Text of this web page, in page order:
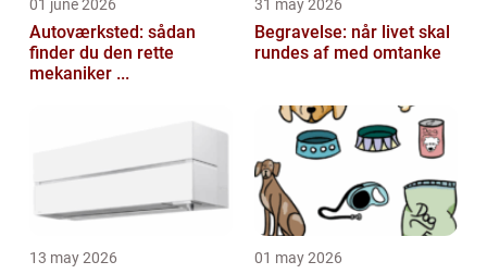
01 june 2026
Autoværksted: sådan
finder du den rette
mekaniker ...
31 may 2026
Begravelse: når livet skal
rundes af med omtanke
13 may 2026 01 may 2026